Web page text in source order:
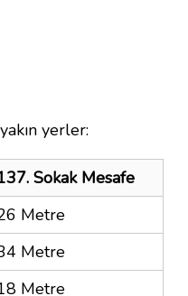
yerler:
Sokak Mesafe
Metre
Metre
Metre